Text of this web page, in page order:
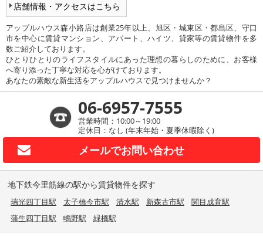
店舗情報・アクセスはこちら
アップルハウス森小路店は創業25年以上、旭区・城東区・都島区、守口
市を中心に賃貸マンション、アパート、ハイツ、貸家等の賃貸物件を多
数ご紹介しております。
ひとりひとりのライフスタイルにあった理想の暮らしのために、お客様
へ寄り添った丁寧な対応を心がけております。
あなたの素敵な新生活をアップルハウスで見つけませんか？
06-6957-7555
営業時間：10:00～19:00
定休日：なし (年末年始・夏季休暇除く)
メールでお問い合わせ
地下鉄今里筋線の駅から賃貸物件を探す
瑞光四丁目駅 太子橋今市駅 清水駅 新森古市駅
関目成育駅
蒲生四丁目駅
鴫野駅 緑橋駅